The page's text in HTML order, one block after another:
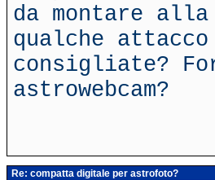
da montare
qualche
consigliate?
astrowebcam?
Re: compatta digitale per astrofoto?